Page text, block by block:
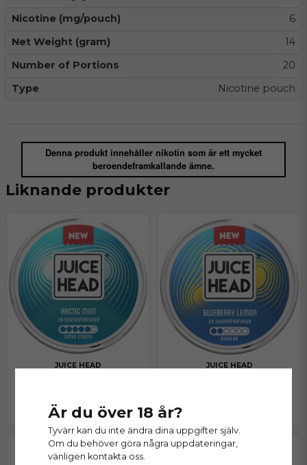
Nicotine (mg/pouch)
6
Net Weight (gram)
14
Number of Portions
20
Type
Nicotine pouch
Denna produkt innehåller nikotin som är ett mycket
beroendeframkallande ämne.
Liknande produkter
JUICE HEAD JUICE HEAD
Är du över 18 år?
Tyvärr kan du inte ändra dina uppgifter själv.
Om du behöver göra några uppdateringar,
vänligen kontakta oss.